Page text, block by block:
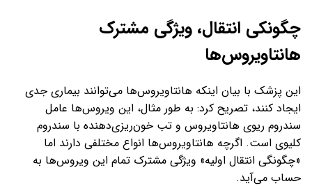
چگونکی انتقال، ویژگی مشترک
هانتاویروس‌ها
این پزشک با بیان اینکه هانتاویروس‌ها می‌توانند بیماری جدی
ایجاد کنند، تصریح کرد: به طور مثال، این ویروس‌ها عامل
سندروم ریوی هانتاویروس و تب خون‌ریزی‌دهنده با سندروم
کلیوی است. اگرچه هانتاویروس‌ها انواع مختلفی دارند اما
«چگونگی انتقال اولیه» ویژگی مشترک تمام این ویروس‌ها به
حساب می‌آید.